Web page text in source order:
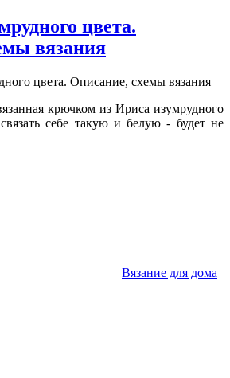
цвета.
вязания
крючком из Ириса изумрудного
себе такую и белую - будет не
Вязание для дома